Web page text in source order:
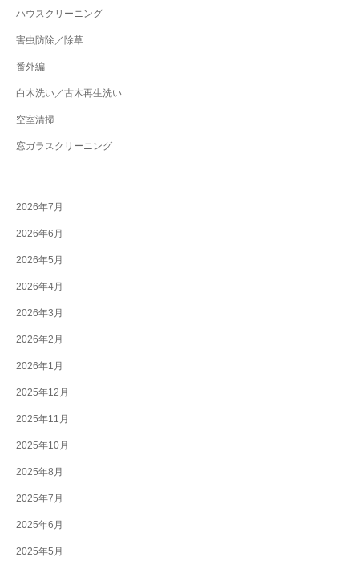
ハウスクリーニング
害虫防除／除草
番外編
白木洗い／古木再生洗い
空室清掃
窓ガラスクリーニング
2026年7月
2026年6月
2026年5月
2026年4月
2026年3月
2026年2月
2026年1月
2025年12月
2025年11月
2025年10月
2025年8月
2025年7月
2025年6月
2025年5月